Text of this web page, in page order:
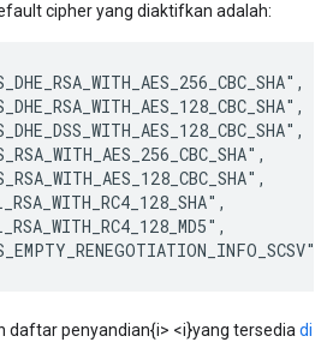
cipher yang diaktifkan adalah:
daftar penyandian{i> <i}yang tersedia di